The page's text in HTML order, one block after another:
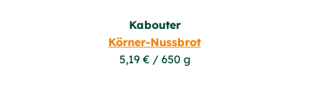
Kabouter
Körner-Nussbrot
5,19 € / 650 g